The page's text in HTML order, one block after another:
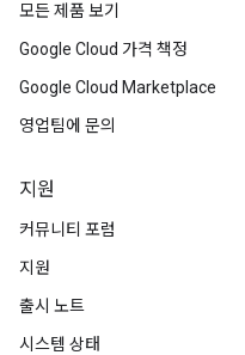
모든 제품 보기
Google Cloud 가격 책정
Google Cloud Marketplace
영업팀에 문의
지원
커뮤니티 포럼
지원
출시 노트
시스템 상태